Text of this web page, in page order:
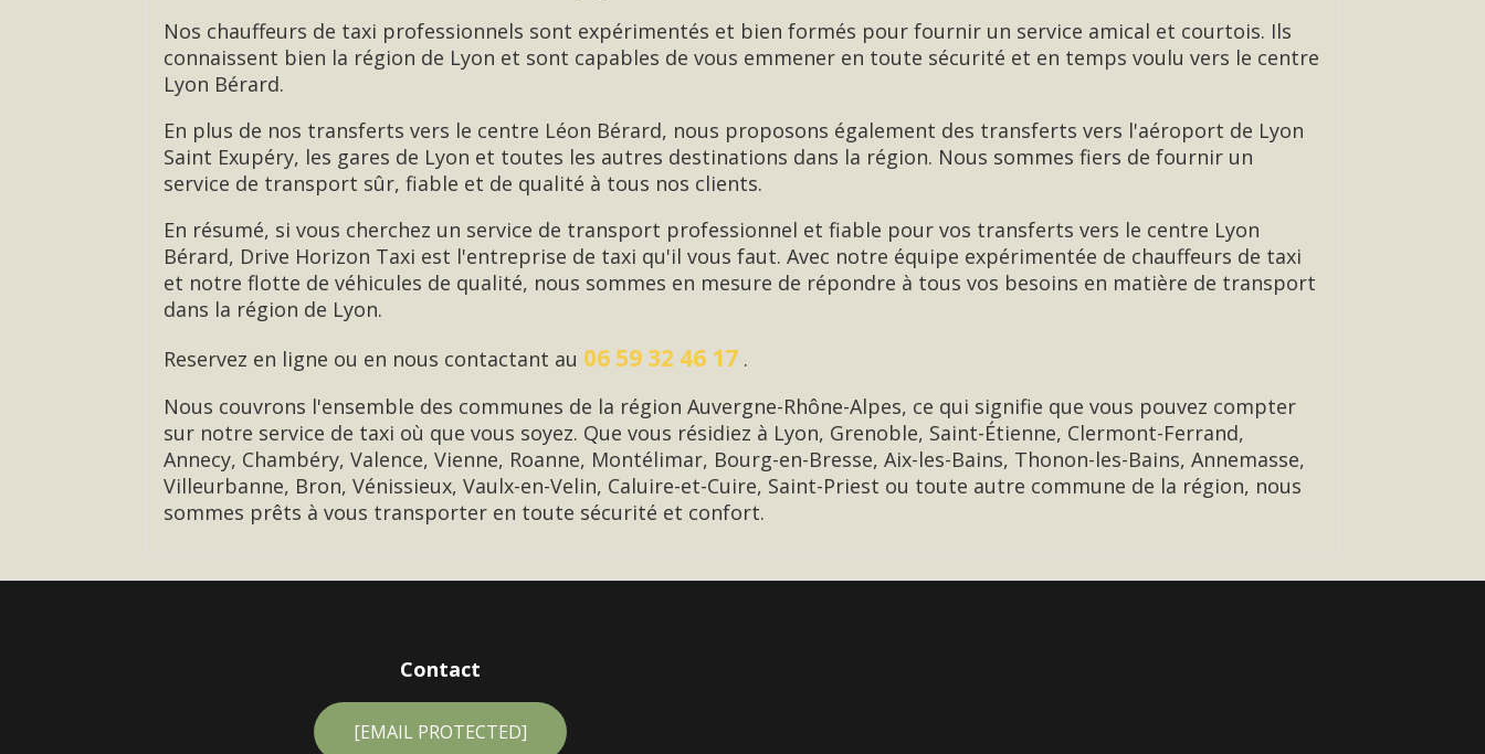
Nos chauffeurs de taxi professionnels sont expérimentés et bien formés pour fournir un service amical et courtois. Ils
connaissent bien la région de Lyon et sont capables de vous emmener en toute sécurité et en temps voulu vers le centre
Lyon Bérard.
En plus de nos transferts vers le centre Léon Bérard, nous proposons également des transferts vers l'aéroport de Lyon
Saint Exupéry, les gares de Lyon et toutes les autres destinations dans la région. Nous sommes fiers de fournir un
service de transport sûr, fiable et de qualité à tous nos clients.
En résumé, si vous cherchez un service de transport professionnel et fiable pour vos transferts vers le centre Lyon
Bérard, Drive Horizon Taxi est l'entreprise de taxi qu'il vous faut. Avec notre équipe expérimentée de chauffeurs de taxi
et notre flotte de véhicules de qualité, nous sommes en mesure de répondre à tous vos besoins en matière de transport
dans la région de Lyon.
Reservez en ligne ou en nous contactant au 06 59 32 46 17 .
Nous couvrons l'ensemble des communes de la région Auvergne-Rhône-Alpes, ce qui signifie que vous pouvez compter
sur notre service de taxi où que vous soyez. Que vous résidiez à Lyon, Grenoble, Saint-Étienne, Clermont-Ferrand,
Annecy, Chambéry, Valence, Vienne, Roanne, Montélimar, Bourg-en-Bresse, Aix-les-Bains, Thonon-les-Bains, Annemasse,
Villeurbanne, Bron, Vénissieux, Vaulx-en-Velin, Caluire-et-Cuire, Saint-Priest ou toute autre commune de la région, nous
sommes prêts à vous transporter en toute sécurité et confort.
Contact
[EMAIL PROTECTED]